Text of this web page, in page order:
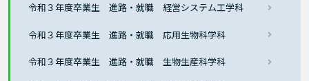
令和３年度卒業生 進路・就職 経営システム工学科
令和３年度卒業生 進路・就職 応用生物科学科
令和３年度卒業生 進路・就職 生物生産科学科